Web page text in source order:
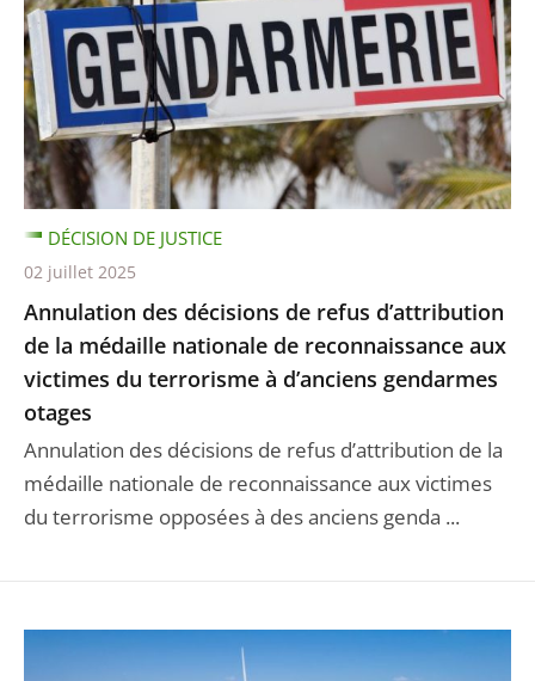
Annulation des décisions de refus d’attribution
de la médaille nationale de reconnaissance aux
victimes du terrorisme à d’anciens gendarmes
otages
Annulation des décisions de refus d’attribution de la
médaille nationale de reconnaissance aux victimes
du terrorisme opposées à des anciens genda ...
DÉCISION DE JUSTICE
02 juillet 2025